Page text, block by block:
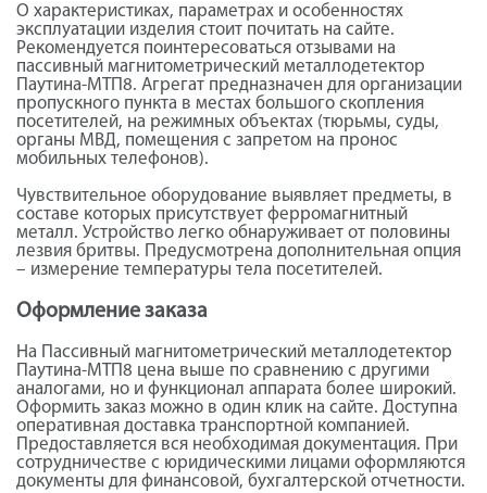
О характеристиках, параметрах и особенностях
эксплуатации изделия стоит почитать на сайте.
Рекомендуется поинтересоваться отзывами на
пассивный магнитометрический металлодетектор
Паутина-МТП8. Агрегат предназначен для организации
пропускного пункта в местах большого скопления
посетителей, на режимных объектах (тюрьмы, суды,
органы МВД, помещения с запретом на пронос
мобильных телефонов).
Чувствительное оборудование выявляет предметы, в
составе которых присутствует ферромагнитный
металл. Устройство легко обнаруживает от половины
лезвия бритвы. Предусмотрена дополнительная опция
– измерение температуры тела посетителей.
Оформление заказа
На Пассивный магнитометрический металлодетектор
Паутина-МТП8 цена выше по сравнению с другими
аналогами, но и функционал аппарата более широкий.
Оформить заказ можно в один клик на сайте. Доступна
оперативная доставка транспортной компанией.
Предоставляется вся необходимая документация. При
сотрудничестве с юридическими лицами оформляются
документы для финансовой, бухгалтерской отчетности.